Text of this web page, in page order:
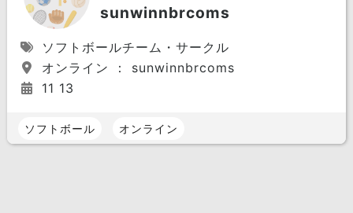
sunwinnbrcoms
ソフトボールチーム・サークル
オンライン ： sunwinnbrcoms
11 13
ソフトボール オンライン